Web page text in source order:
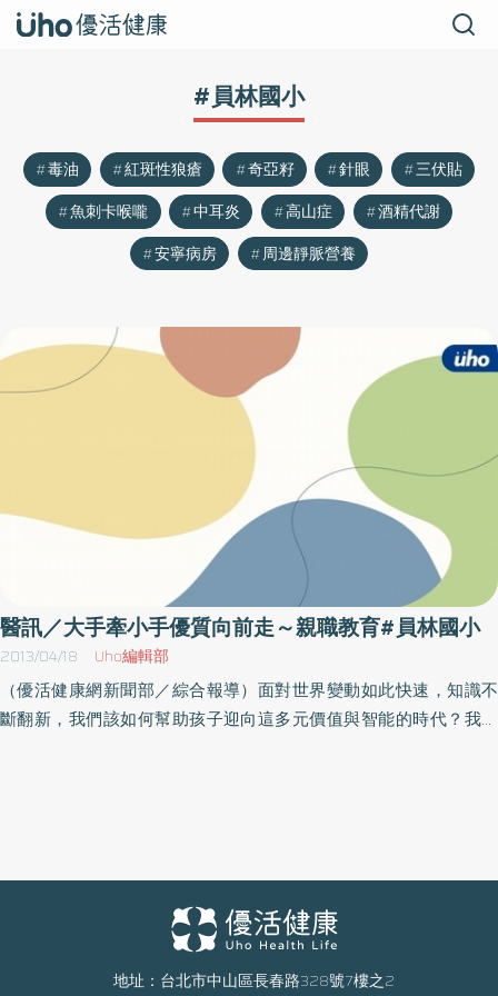
#員林國小
毒油 紅斑性狼瘡 奇亞籽 針眼
三伏貼
魚刺卡喉嚨
中耳炎 高山症
酒精代謝
安寧病房
周邊靜脈營養
醫訊／大手牽小手優質向前走～親職教育#員林國小
2013/04/18 Uho編輯部
（優活健康網新聞部／綜合報導）面對世界變動如此快速，知識不
斷翻新，我們該如何幫助孩子迎向這多元價值與智能的時代？我們
境教，在生活中引導孩子認識生命的價值。該單位歡迎民眾參加，
活動內容日期時間人員設備項目規則流程名額地點辦法等以主辦單
位最新訊息為準，因此參加本活動前請先洽詢主辦單位再做確認，
地址：台北市中山區長春路328號7樓之2